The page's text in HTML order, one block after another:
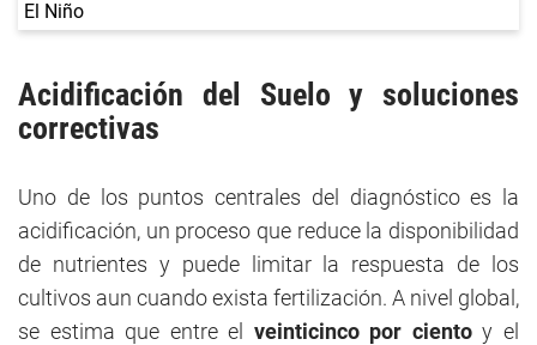
Acidificación del Suelo y soluciones
correctivas
Uno de los puntos centrales del diagnóstico es la
acidificación, un proceso que reduce la disponibilidad
de nutrientes y puede limitar la respuesta de los
cultivos aun cuando exista fertilización. A nivel global,
se estima que entre el veinticinco por cientoy el